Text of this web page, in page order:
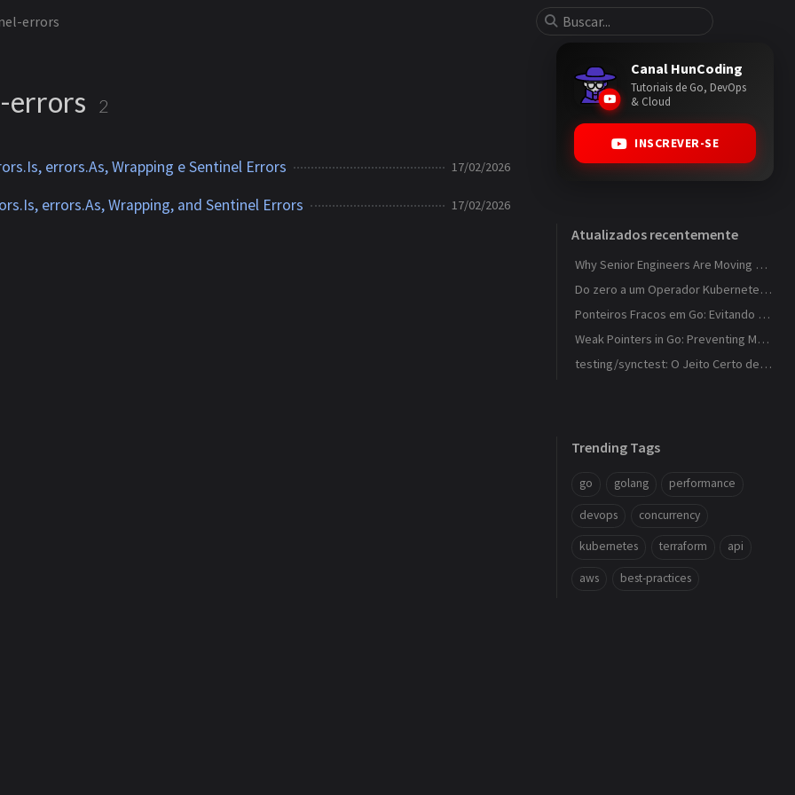
errors
errors 2
errors.As, Wrapping e Sentinel Errors 17/02/2026
errors.As, Wrapping, and Sentinel Errors 17/02/2026
Canal HunCoding
Tutoriais de Go, DevOps
& Cloud
INSCREVER-SE
Atualizados recentemente
Why Senior Engineers Are Moving Away from MVC in Go
Do zero a um Operador Kubernetes que observa ConfigMaps
Ponteiros Fracos em Go: Evitando Memory Leaks em Caches com weak.Pointer
Weak Pointers in Go: Preventing Memory Leaks in Caches with weak.Pointer
testing/synctest: O Jeito Certo de Testar Código Concorrente em Go
Trending Tags
go golang performance
devops concurrency
kubernetes terraform api
aws best-practices